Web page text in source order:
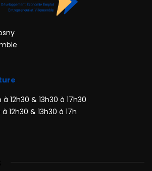
12h30 & 13h30 à 17h30
12h30 & 13h30 à 17h